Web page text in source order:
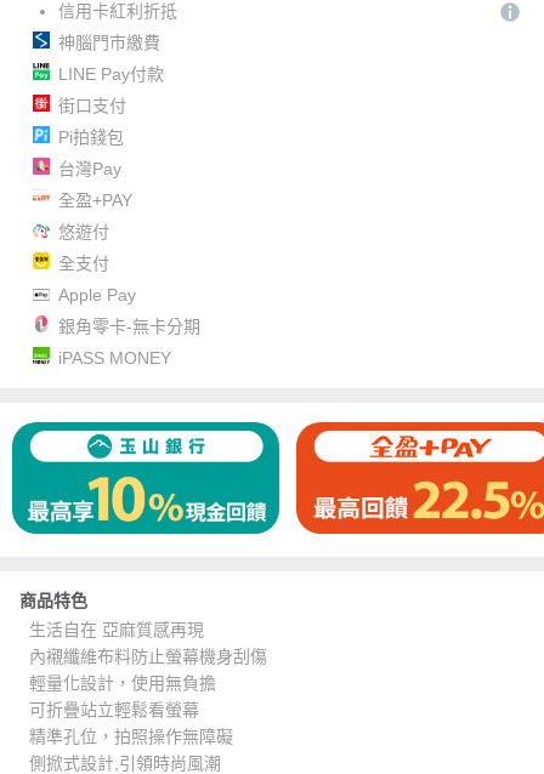
信用卡紅利折抵
神腦門市繳費
LINE Pay付款
街口支付
Pi拍錢包
台灣Pay
全盈+PAY
悠遊付
全支付
Apple Pay
銀角零卡-無卡分期
iPASS MONEY
商品特色
生活自在 亞麻質感再現
內襯纖維布料防止螢幕機身刮傷
輕量化設計，使用無負擔
可折疊站立輕鬆看螢幕
精準孔位，拍照操作無障礙
側掀式設計,引領時尚風潮